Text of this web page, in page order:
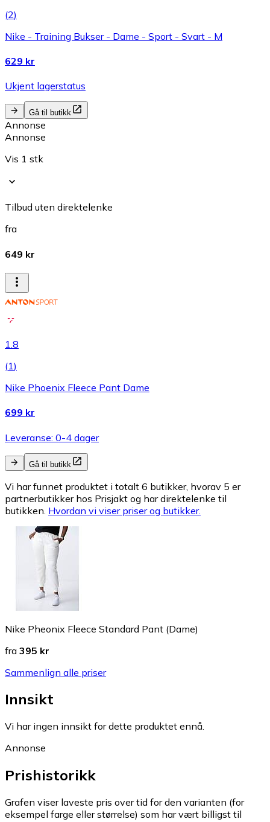
(2)
Nike - Training Bukser - Dame - Sport - Svart - M
629 kr
Ukjent lagerstatus
Gå til butikk
Annonse
Annonse
Vis 1 stk
Tilbud uten direktelenke
fra
649 kr
1.8
(1)
Nike Phoenix Fleece Pant Dame
699 kr
Leveranse: 0-4 dager
Gå til butikk
Vi har funnet produktet i totalt 6 butikker, hvorav 5 er
partnerbutikker hos Prisjakt og har direktelenke til
butikken. Hvordan vi viser priser og butikker.
Nike Pheonix Fleece Standard Pant (Dame)
fra 395 kr
Sammenlign alle priser
Innsikt
Vi har ingen innsikt for dette produktet ennå.
Annonse
Prishistorikk
Grafen viser laveste pris over tid for den varianten (for
eksempel farge eller størrelse) som har vært billigst til